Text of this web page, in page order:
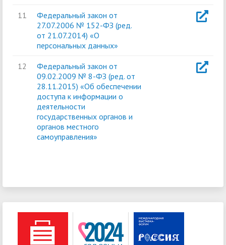
11
Федеральный закон от
27.07.2006 № 152-ФЗ (ред.
от 21.07.2014) «О
персональных данных»
12
Федеральный закон от
09.02.2009 № 8-ФЗ (ред. от
28.11.2015) «Об обеспечении
доступа к информации о
деятельности
государственных органов и
органов местного
самоуправления»